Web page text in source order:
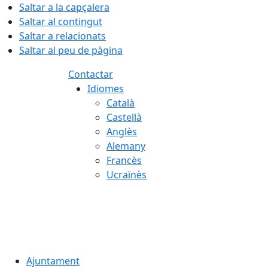
Saltar a la capçalera
Saltar al contingut
Saltar a relacionats
Saltar al peu de pàgina
Contactar
Idiomes
Català
Castellà
Anglès
Alemany
Francès
Ucraïnès
Ajuntament